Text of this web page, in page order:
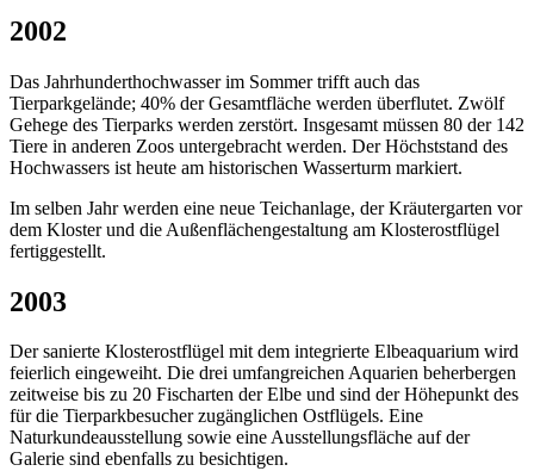
2002
Das Jahrhunderthochwasser im Sommer trifft auch das
Tierparkgelände; 40% der Gesamtfläche werden überflutet. Zwölf
Gehege des Tierparks werden zerstört. Insgesamt müssen 80 der 142
Tiere in anderen Zoos untergebracht werden. Der Höchststand des
Hochwassers ist heute am historischen Wasserturm markiert.
Im selben Jahr werden eine neue Teichanlage, der Kräutergarten vor
dem Kloster und die Außenflächengestaltung am Klosterostflügel
fertiggestellt.
2003
Der sanierte Klosterostflügel mit dem integrierte Elbeaquarium wird
feierlich eingeweiht. Die drei umfangreichen Aquarien beherbergen
zeitweise bis zu 20 Fischarten der Elbe und sind der Höhepunkt des
für die Tierparkbesucher zugänglichen Ostflügels. Eine
Naturkundeausstellung sowie eine Ausstellungsfläche auf der
Galerie sind ebenfalls zu besichtigen.